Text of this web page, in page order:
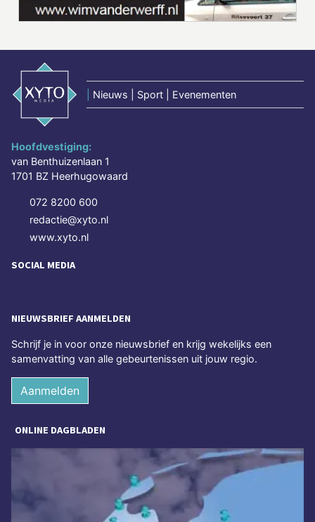
Nieuws | Sport | Evenementen
Hoofdvestiging:
van Benthuizenlaan 1
1701 BZ Heerhugowaard
072 8200 600
redactie@xyto.nl
www.xyto.nl
SOCIAL MEDIA
NIEUWSBRIEF AANMELDEN
Schrijf je in voor onze nieuwsbrief en krijg wekelijks een
samenvatting van alle gebeurtenissen uit jouw regio.
Aanmelden
ONLINE DAGBLADEN